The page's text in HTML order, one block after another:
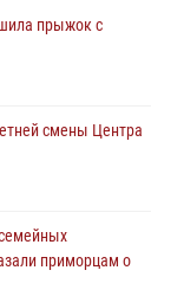
– Главном
прыжок с
смены Центра
приморцам о